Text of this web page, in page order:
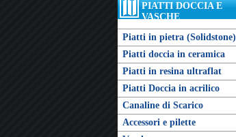
PIATTI DOCCIA E
VASCHE
Piatti in pietra (Solidstone)
Piatti doccia in ceramica
Piatti in resina ultraflat
Piatti Doccia in acrilico
Canaline di Scarico
Accessori e pilette